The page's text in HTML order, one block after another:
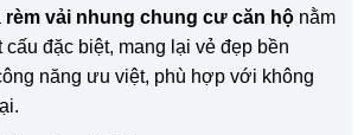
rèm vải nhung chung cư căn hộ nằm
đặc biệt, mang lại vẻ đẹp bền
năng ưu việt, phù hợp với không